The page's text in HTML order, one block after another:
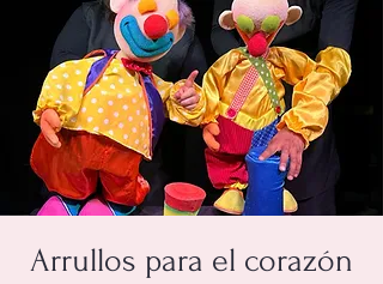
Arrullos para el corazón